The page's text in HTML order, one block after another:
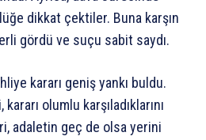
dikkat çektiler. Buna karşın
gördü ve suçu sabit saydı.
kararı geniş yankı buldu.
olumlu karşıladıklarını
adaletin geç de olsa yerini